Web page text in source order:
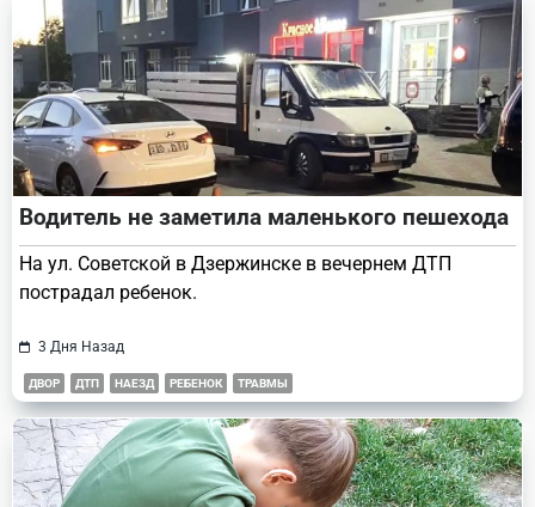
Водитель не заметила маленького пешехода
На ул. Советской в Дзержинске в вечернем ДТП
пострадал ребенок.
3 Дня Назад
ДВОР ДТП НАЕЗД РЕБЕНОК ТРАВМЫ